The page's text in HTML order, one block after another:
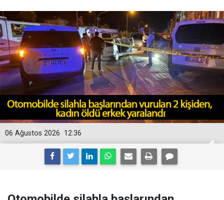
12:36
06 Ağustos 2026